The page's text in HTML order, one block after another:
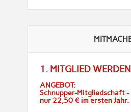
1. MITGLIED WERDEN
ANGEBOT:
Schnupper-Mitgliedschaft -
nur 22,50 € im ersten Jahr.